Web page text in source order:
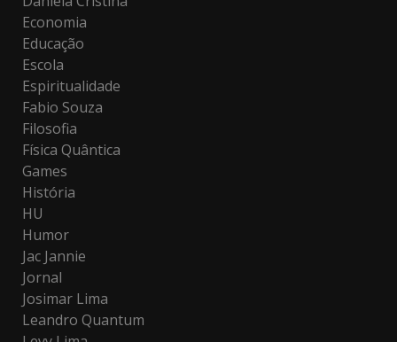
Economia
Educação
Escola
Espiritualidade
Fabio Souza
Filosofia
Física Quântica
Games
História
HU
Humor
Jac Jannie
Jornal
Josimar Lima
Leandro Quantum